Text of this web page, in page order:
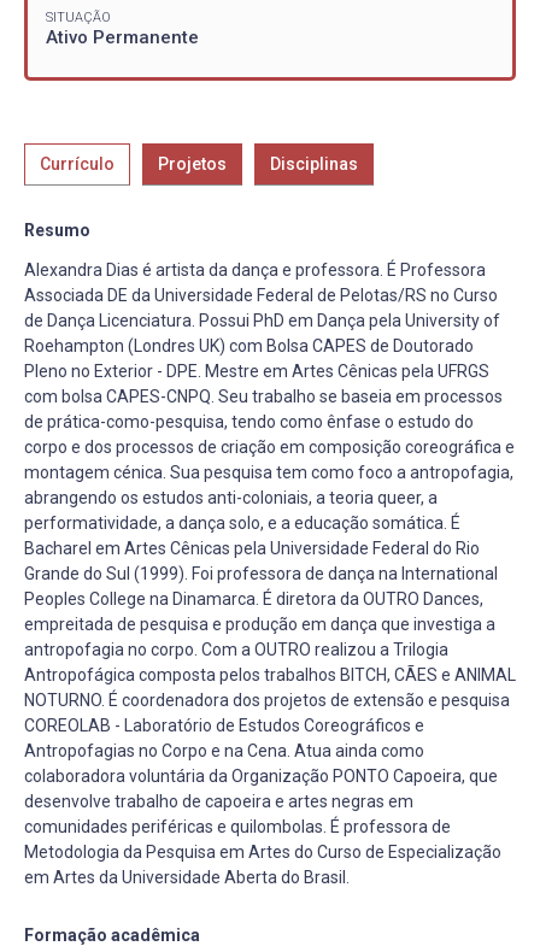
SITUAÇÃO
Ativo Permanente
Currículo Projetos Disciplinas
Resumo
Alexandra Dias é artista da dança e professora. É Professora
Associada DE da Universidade Federal de Pelotas/RS no Curso
de Dança Licenciatura. Possui PhD em Dança pela University of
Roehampton (Londres UK) com Bolsa CAPES de Doutorado
Pleno no Exterior - DPE. Mestre em Artes Cênicas pela UFRGS
com bolsa CAPES-CNPQ. Seu trabalho se baseia em processos
de prática-como-pesquisa, tendo como ênfase o estudo do
corpo e dos processos de criação em composição coreográfica e
montagem cénica. Sua pesquisa tem como foco a antropofagia,
abrangendo os estudos anti-coloniais, a teoria queer, a
performatividade, a dança solo, e a educação somática. É
Bacharel em Artes Cênicas pela Universidade Federal do Rio
Grande do Sul (1999). Foi professora de dança na International
Peoples College na Dinamarca. É diretora da OUTRO Dances,
empreitada de pesquisa e produção em dança que investiga a
antropofagia no corpo. Com a OUTRO realizou a Trilogia
Antropofágica composta pelos trabalhos BITCH, CÃES e ANIMAL
NOTURNO. É coordenadora dos projetos de extensão e pesquisa
COREOLAB - Laboratório de Estudos Coreográficos e
Antropofagias no Corpo e na Cena. Atua ainda como
colaboradora voluntária da Organização PONTO Capoeira, que
desenvolve trabalho de capoeira e artes negras em
comunidades periféricas e quilombolas. É professora de
Metodologia da Pesquisa em Artes do Curso de Especialização
em Artes da Universidade Aberta do Brasil.
Formação acadêmica